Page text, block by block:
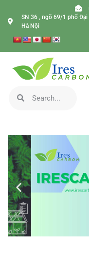
SN 36 , ngõ 69/1 phố Đại
Hà Nội